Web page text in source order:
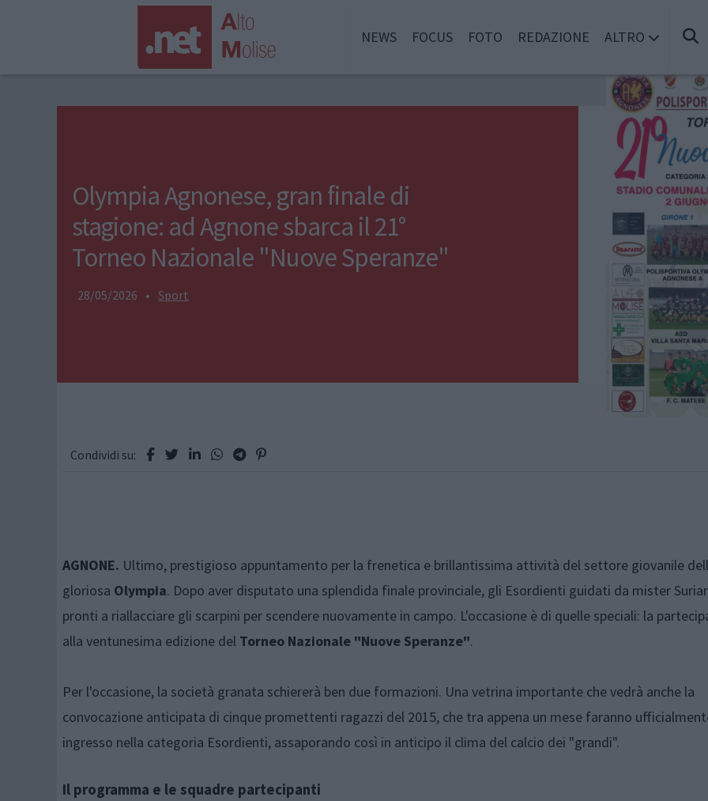
NEWS FOCUS FOTO REDAZIONE ALTRO
Olympia Agnonese, gran finale di
stagione: ad Agnone sbarca il 21°
Torneo Nazionale "Nuove Speranze"
28/05/2026 • Sport
Condividi su:
AGNONE. Ultimo, prestigioso appuntamento per la frenetica e brillantissima attività del settore giovanile
gloriosa Olympia. Dopo aver disputato una splendida finale provinciale, gli Esordienti guidati da mister
pronti a riallacciare gli scarpini per scendere nuovamente in campo. L'occasione è di quelle speciali: la
alla ventunesima edizione del Torneo Nazionale "Nuove Speranze".
Per l'occasione, la società granata schiererà ben due formazioni. Una vetrina importante che vedrà anche la
convocazione anticipata di cinque promettenti ragazzi del 2015, che tra appena un mese faranno
ingresso nella categoria Esordienti, assaporando così in anticipo il clima del calcio dei "grandi".
Il programma e le squadre partecipanti